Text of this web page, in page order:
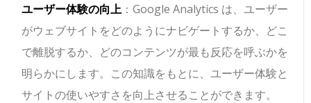
ユーザー体験の向上 ：Google Analytics は、ユーザー
がウェブサイトをどのようにナビゲートするか、どこ
で離脱するか、どのコンテンツが最も反応を呼ぶかを
明らかにします。この知識をもとに、ユーザー体験と
サイトの使いやすさを向上させることができます。